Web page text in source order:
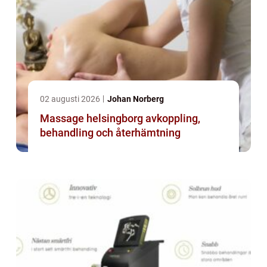
02 augusti 2026 Johan Norberg
Massage helsingborg avkoppling,
behandling och återhämtning